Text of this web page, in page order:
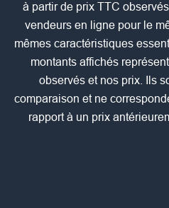
à partir de prix TTC
vendeurs en ligne pour le
mêmes caractéristiques
montants affichés
observés et nos prix. Ils
comparaison et ne
rapport à un prix